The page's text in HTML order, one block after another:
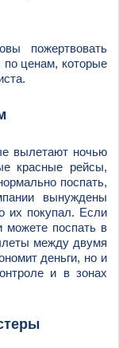
пожертвовать
ценам, которые
вылетают ночью
красные рейсы,
поспать,
вынуждены
их покупал. Если
можете поспать в
между двумя
деньги, но и
и в зонах